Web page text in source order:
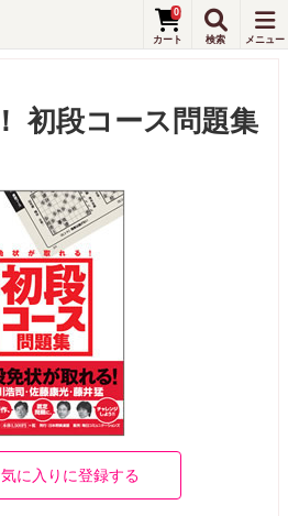
0
初段コース問題集
に入りに登録する